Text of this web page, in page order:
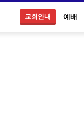
교회안내 예배